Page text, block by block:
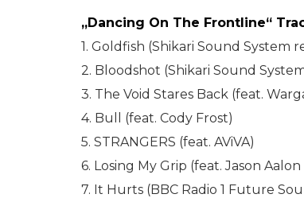
„Dancing On The Frontline“
1. Goldfish (Shikari Sound System
2. Bloodshot (Shikari Sound
3. The Void Stares Back (feat.
4. Bull (feat. Cody Frost)
5. STRANGERS (feat. AViVA)
6. Losing My Grip (feat. Jason
7. It Hurts (BBC Radio 1 Future